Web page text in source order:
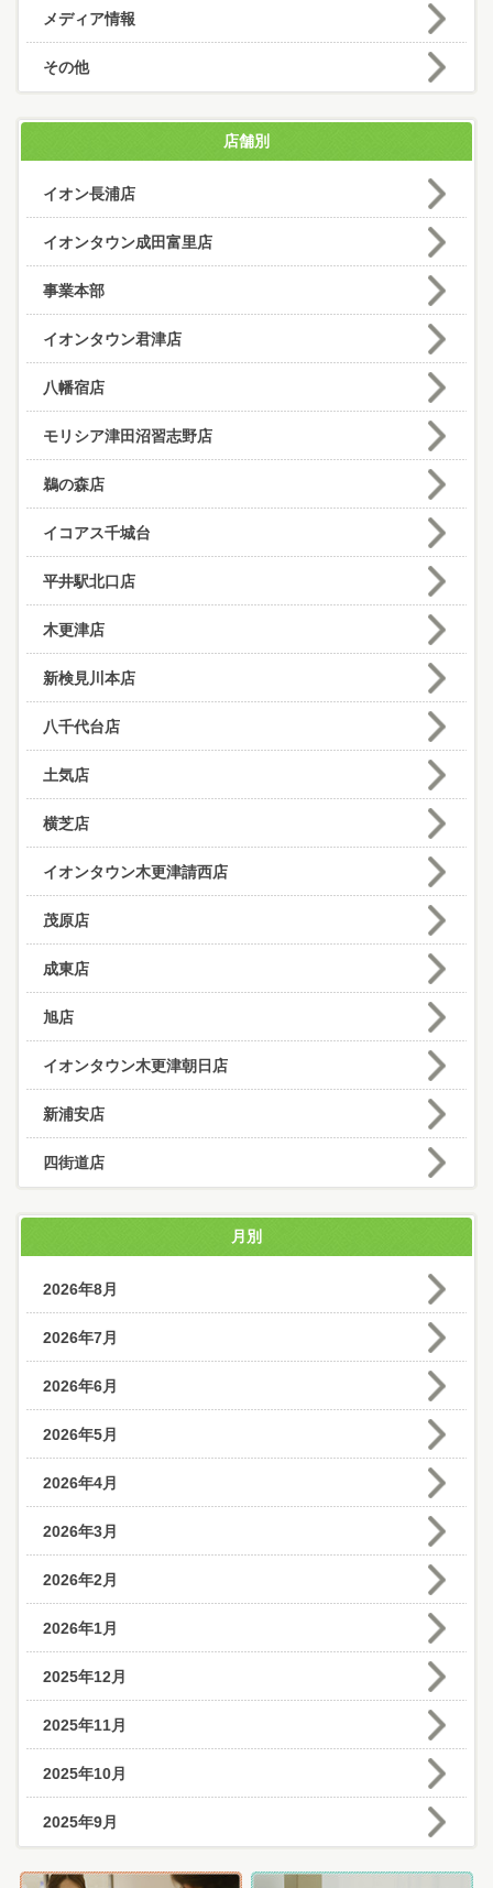
メディア情報
その他
店舗別
イオン長浦店
イオンタウン成田富里店
事業本部
イオンタウン君津店
八幡宿店
モリシア津田沼習志野店
鵜の森店
イコアス千城台
平井駅北口店
木更津店
新検見川本店
八千代台店
土気店
横芝店
イオンタウン木更津請西店
茂原店
成東店
旭店
イオンタウン木更津朝日店
新浦安店
四街道店
月別
2026年8月
2026年7月
2026年6月
2026年5月
2026年4月
2026年3月
2026年2月
2026年1月
2025年12月
2025年11月
2025年10月
2025年9月